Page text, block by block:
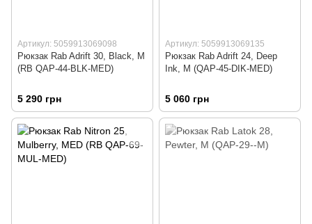
Артикул: 5059913069098
Рюкзак Rab Adrift 30, Black, M
(RB QAP-44-BLK-MED)
5 290 грн
Артикул: 5059913069135
Рюкзак Rab Adrift 24, Deep
Ink, M (QAP-45-DIK-MED)
5 060 грн